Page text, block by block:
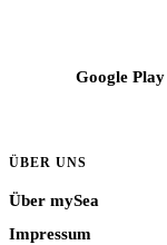
Google Play
ÜBER UNS
Über mySea
Impressum